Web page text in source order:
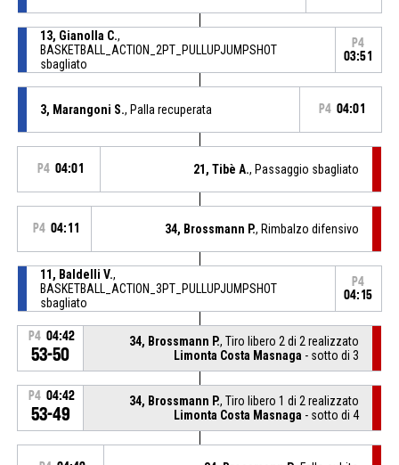
13, Gianolla C.,
BASKETBALL_ACTION_2PT_PULLUPJUMPSHOT
sbagliato
P4
03:51
3, Marangoni S., Palla recuperata P4 04:01
P4 04:01 21, Tibè A., Passaggio sbagliato
P4 04:11 34, Brossmann P., Rimbalzo difensivo
11, Baldelli V.,
BASKETBALL_ACTION_3PT_PULLUPJUMPSHOT
sbagliato
P4
04:15
P4 04:42
53-50
34, Brossmann P., Tiro libero 2 di 2 realizzato
Limonta Costa Masnaga - sotto di 3
P4 04:42
53-49
34, Brossmann P., Tiro libero 1 di 2 realizzato
Limonta Costa Masnaga - sotto di 4